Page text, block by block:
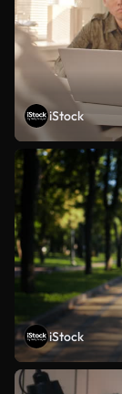
iStock
iStock